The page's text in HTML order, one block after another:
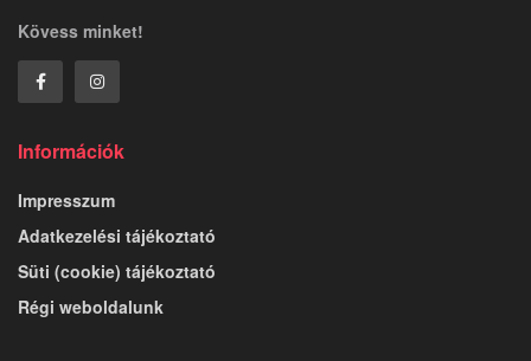
Kövess minket!
Információk
Impresszum
Adatkezelési tájékoztató
Süti (cookie) tájékoztató
Régi weboldalunk